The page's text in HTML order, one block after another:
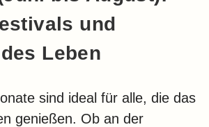
und
Leben
sind ideal für alle, die das
genießen. Ob an der